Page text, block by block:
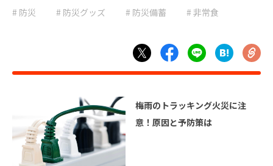
# 防災
# 防災グッズ # 防災備蓄 # 非常食
梅雨のトラッキング火災に注
意！原因と予防策は